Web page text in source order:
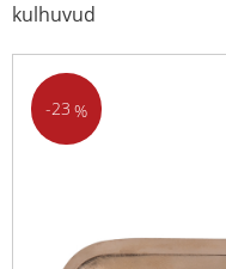
kulhuvud
23 %